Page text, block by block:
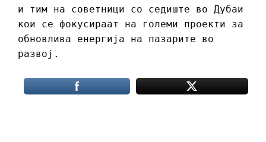
и тим на советници со седиште во Дубаи
кои се фокусираат на големи проекти за
обновлива енергија на пазарите во
развој.